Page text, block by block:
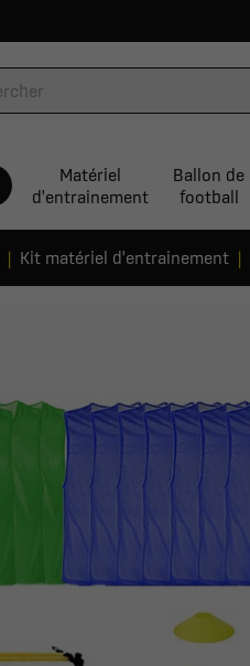
Matériel
d'entrainement
Ballon de
football
Kit matériel d'entrainement